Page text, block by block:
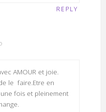
REPLY
AMOUR et joie.
le faire.Etre en
fois et pleinement